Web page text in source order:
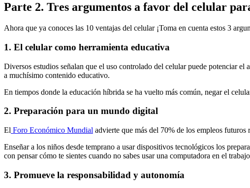
Parte 2. Tres argumentos a favor del celular
Ahora que ya conoces las 10 ventajas del celular ¡Toma en cuenta estos 3
1. El celular como herramienta educativa
Diversos estudios señalan que el uso controlado del celular puede potenciar
a muchísimo contenido educativo.
En tiempos donde la educación híbrida se ha vuelto más común, negar el
2. Preparación para un mundo digital
El Foro Económico Mundial advierte que más del 70% de los empleos futuros
Enseñar a los niños desde temprano a usar dispositivos tecnológicos los
con pensar cómo te sientes cuando no sabes usar una computadora en el
3. Promueve la responsabilidad y autonomía